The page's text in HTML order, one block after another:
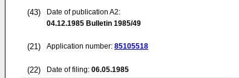
(43)
Date of publication A2:
04.12.1985 Bulletin 1985/49
(21) Application number: 85105518
(22) Date of filing: 06.05.1985